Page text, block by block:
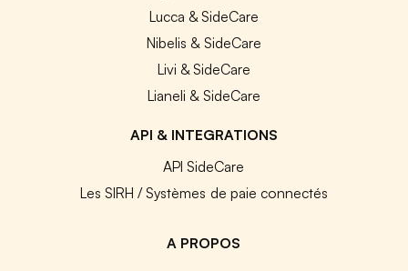
Lucca & SideCare
Nibelis & SideCare
Livi & SideCare
Lianeli & SideCare
API & INTEGRATIONS
API SideCare
Les SIRH / Systèmes de paie connectés
A PROPOS